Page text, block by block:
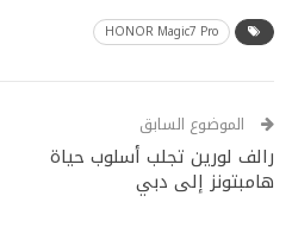
HONOR Magic7 Pro
الموضوع السابق
رالف لورين تجلب أسلوب حياة
هامبتونز إلى دبي